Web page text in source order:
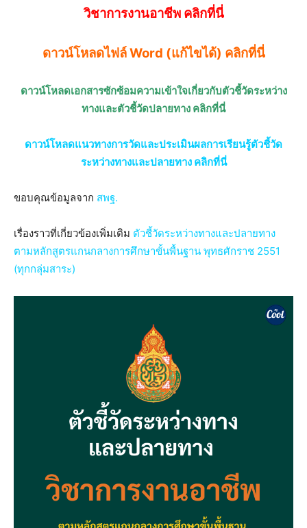
วิชาการงานอาชีพคลิกที่นี่
ดาวน์โหลดไฟล์ Word (แก้ไขได้) คลิกที่นี่
ดาวน์โหลดเอกสารซักซ้อมความเข้าใจเกี่ยวกับตัวชี้วัดระหว่าง
ทางและตัวชี้วัดปลายทาง คลิกที่นี่
ดาวน์โหลดแนวทางการวัดและประเมินผลการเรียนรู้ตัวชี้วัด
ระหว่างทางและปลายทาง คลิกที่นี่
ขอบคุณข้อมูลจาก สพฐ.
เรื่องราวที่เกี่ยวข้องเพิ่มเติม ตัวชี้วัดระหว่างทางและปลายทาง
ตามหลักสูตรแกนกลางการศึกษาขั้นพื้นฐาน พุทธศักราช 2551
(ทุกกลุ่มสาระ)